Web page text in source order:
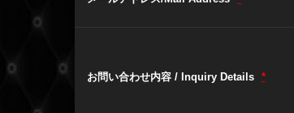
お問い合わせ内容 / Inquiry Details *